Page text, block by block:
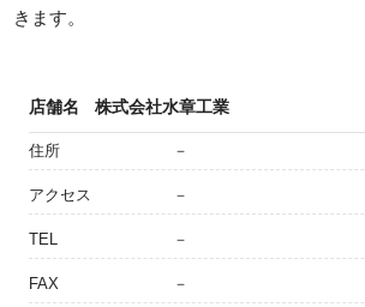
きます。
店舗名 株式会社水章工業
住所 －
アクセス －
TEL －
FAX －